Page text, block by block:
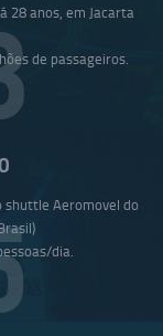
28 anos, em Jacarta
de passageiros.
shuttle Aeromovel do
dia.